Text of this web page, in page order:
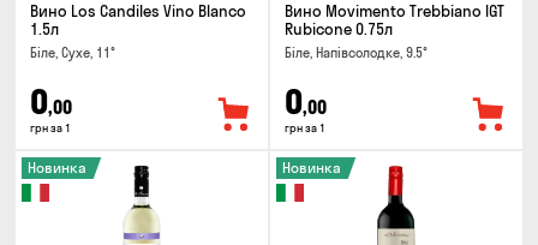
Вино Los Candiles Vino Blanco
1.5л
Біле, Сухе, 11°
0,00
грн за 1
Вино Movimento Trebbiano IGT
Rubicone 0.75л
Біле, Напівсолодке, 9.5°
0,00
грн за 1
Новинка Новинка